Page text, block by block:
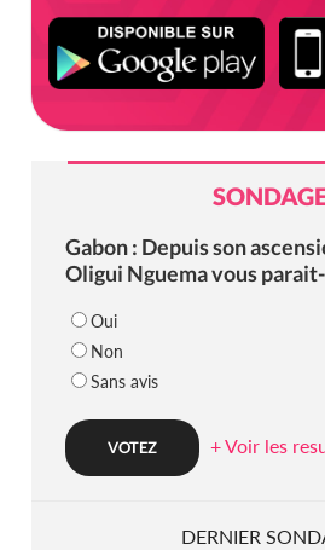
Gabon : Depuis son
Oligui Nguema vous
Oui
Non
Sans avis
+ Voir les
DERNIER